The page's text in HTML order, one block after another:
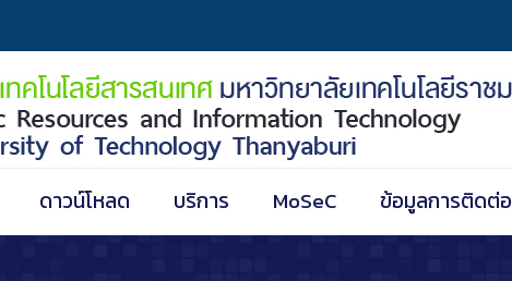
ดาวน์โหลด บริการ MoSeC ข้อมูลการติดต่อ